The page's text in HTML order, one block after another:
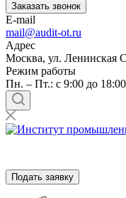
Заказать звонок
E-mail
mail@audit-ot.ru
Адрес
Москва, ул. Ленинская
Режим работы
Пн. – Пт.: с 9:00 до 18:00
Подать заявку